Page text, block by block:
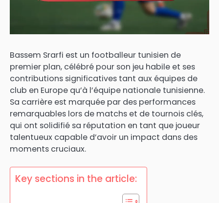
Bassem Srarfi est un footballeur tunisien de
premier plan, célébré pour son jeu habile et ses
contributions significatives tant aux équipes de
club en Europe qu’à l’équipe nationale tunisienne.
Sa carrière est marquée par des performances
remarquables lors de matchs et de tournois clés,
qui ont solidifié sa réputation en tant que joueur
talentueux capable d’avoir un impact dans des
moments cruciaux.
Key sections in the article: